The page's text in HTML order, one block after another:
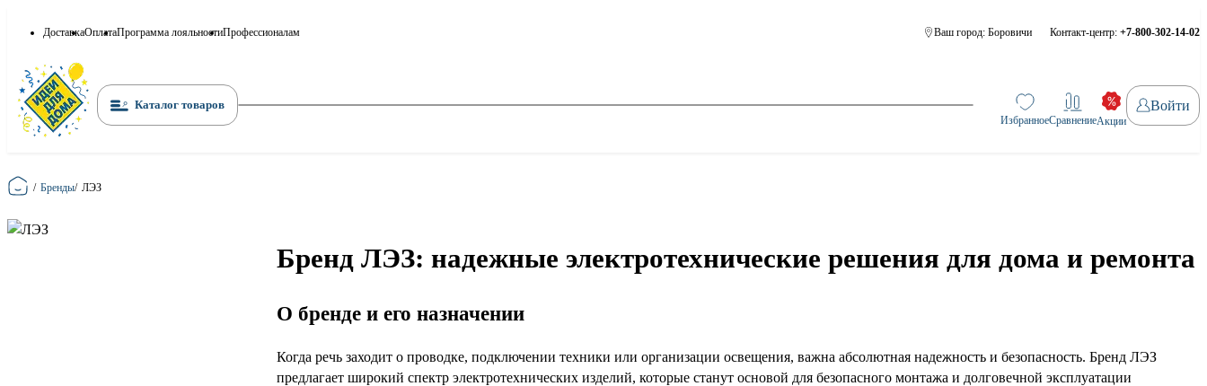
ДоставкаОплатаПрограмма лояльностиПрофессионалам Ваш город: Боровичи Контакт-центр: +7-800-302-14-02
Каталог товаров
ИзбранноеСравнениеАкции
Войти
Главная
/ Бренды/ ЛЭЗ
Бренд ЛЭЗ: надежные электротехнические решения для дома и ремонта
О бренде и его назначении
Когда речь заходит о проводке, подключении техники или организации освещения, важна абсолютная надежность и безопасность. Бренд ЛЭЗ
предлагает широкий спектр электротехнических изделий, которые станут основой для безопасного монтажа и долговечной эксплуатации